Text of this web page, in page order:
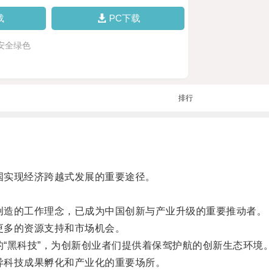
PC下载
全绿色
排行
现经济跨越式发展的重要途径。
工作理念，已成为中国创新与产业升级的重要推动者。
的资源支持和市场机会。
科技”，为创新创业者们提供着保驾护航的创新生态环境。
技成果孵化和产业化的重要场所。